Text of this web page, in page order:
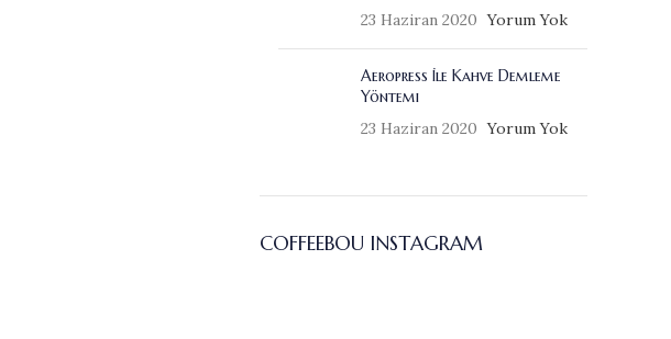
23 Haziran 2020 Yorum Yok
Aeropress İle Kahve Demleme
Yöntemi
23 Haziran 2020 Yorum Yok
COFFEEBOU INSTAGRAM